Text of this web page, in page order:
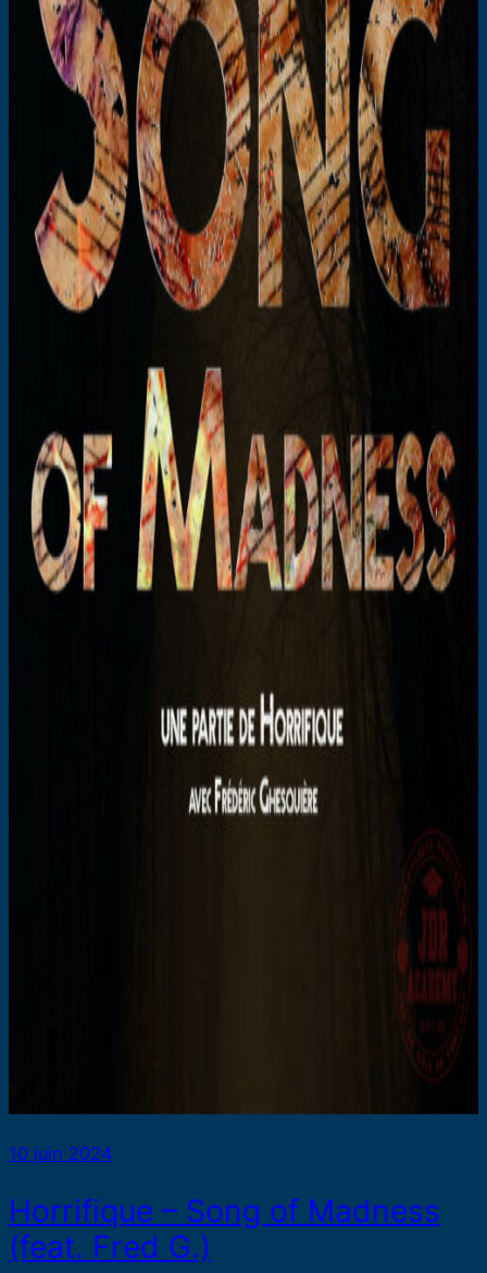
10 juin 2024
Horrifique – Song of Madness
(feat. Fred G.)